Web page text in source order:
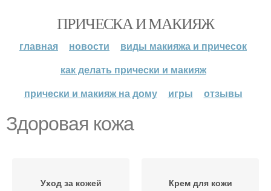
ПРИЧЕСКА И МАКИЯЖ
главная новости
виды макияжа и причесок
как делать прически и макияж
прически и макияж на дому
игры отзывы
Здоровая кожа
Уход за кожей Крем для кожи